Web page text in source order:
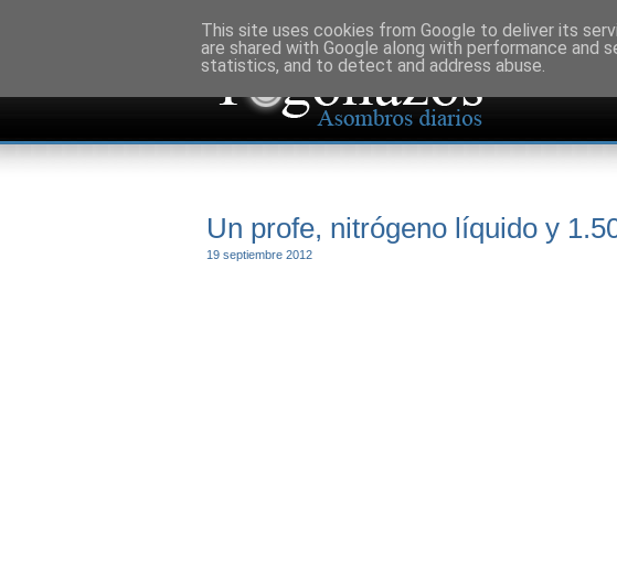
Un profe, nitrógeno líquido y
19 septiembre 2012
This site uses cookies from Google to deliver its
are shared with Google along with performance
statistics, and to detect and address abuse.